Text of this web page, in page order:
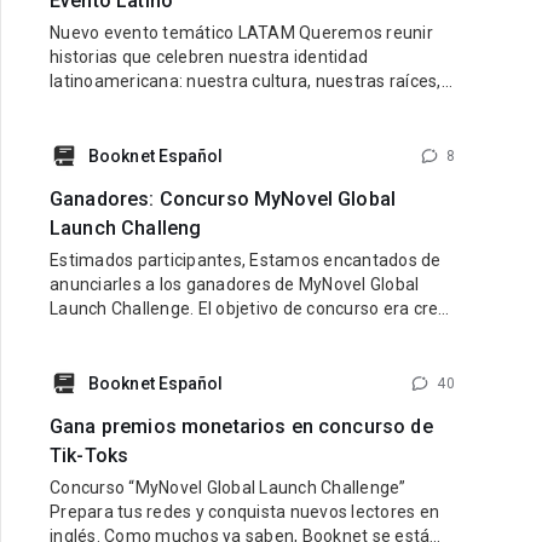
Nuevo evento temático LATAM Queremos reunir
historias que celebren nuestra identidad
latinoamericana: nuestra cultura, nuestras raíces,
latino y una esencia que refleje lo mejor de nuestra
de cualquier género: romance, fantasía,
Booknet Español 8
Ganadores: Concurso MyNovel Global
Launch Challeng
Estimados participantes, Estamos encantados de
anunciarles a los ganadores de MyNovel Global
Launch Challenge. El objetivo de concurso era crear
libros de otros autores si no eres escritor). Link al
usuario de TikTok dark.reader3 2
Booknet Español 40
Gana premios monetarios en concurso de
Tik-Toks
Concurso “MyNovel Global Launch Challenge”
Prepara tus redes y conquista nuevos lectores en
inglés. Como muchos ya saben, Booknet se está